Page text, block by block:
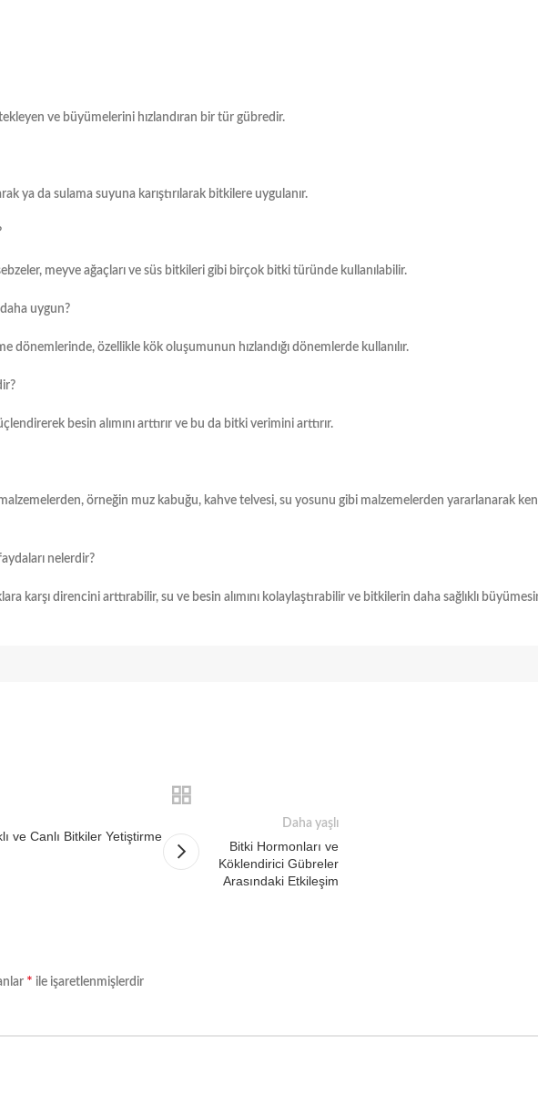
ve büyümelerini hızlandıran bir tür gübredir.
ya da sulama suyuna karıştırılarak bitkilere uygulanır.
meyve ağaçları ve süs bitkileri gibi birçok bitki türünde kullanılabilir.
uygun?
dönemlerinde, özellikle kök oluşumunun hızlandığı dönemlerde kullanılır.
besin alımını arttırır ve bu da bitki verimini arttırır.
örneğin muz kabuğu, kahve telvesi, su yosunu gibi malzemelerden yararlanarak
nelerdir?
karşı direncini arttırabilir, su ve besin alımını kolaylaştırabilir ve bitkilerin daha sağlıklı
ve Canlı Bitkiler Yetiştirme
Daha yaşlı
Bitki Hormonları ve
Köklendirici Gübreler
Arasındaki Etkileşim
* ile işaretlenmişlerdir